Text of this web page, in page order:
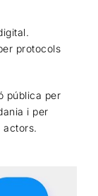
protocols
pública per
i per
actors.